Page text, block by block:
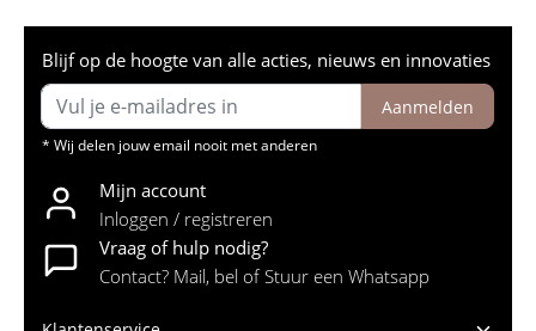
Blijf op de hoogte van alle acties, nieuws en innovaties
Aanmelden
* Wij delen jouw email nooit met anderen
Mijn account
Inloggen / registreren
Vraag of hulp nodig?
Contact? Mail, bel of Stuur een Whatsapp